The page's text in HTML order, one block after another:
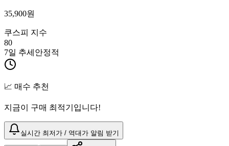
35,900원
쿠스피 지수
80
7일 추세 안정적
📈 매수 추천
지금이 구매 최적기입니다!
실시간 최저가 / 역대가 알림 받기